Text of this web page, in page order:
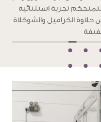
تجربة استثنائية
والكراميل المحمص